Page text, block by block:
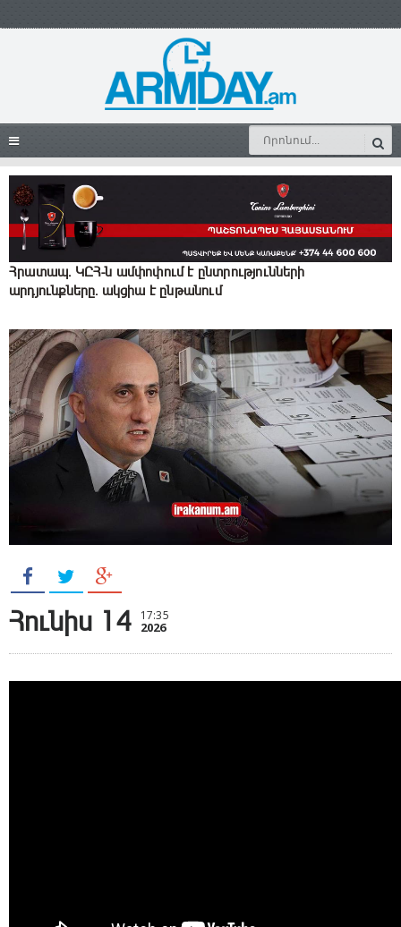
Հրատապ. ԿԸՀ-ն ամփոփում է ընտրությունների
արդյունքները. ակցիա է ընթանում
Հունիս 14 17:35
2026